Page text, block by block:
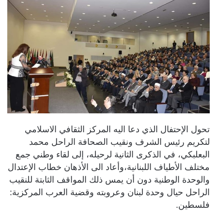
تحول الإحتفال الذي دعا اليه المركز الثقافي الاسلامي
لتكريم رئيس الشرف ونقيب الصحافة الراحل محمد
البعلبكي، في الذكرى الثانية لرحيله، إلى لقاء وطني جمع
مختلف الأطياف اللبنانية،وأعاد الى الأذهان خطاب الإعتدال
والوحدة الوطنية دون أن يمس ذلك المواقف الثابتة للنقيب
الراحل حيال وحدة لبنان وعروبته وقضية العرب المركزية:
فلسطين.